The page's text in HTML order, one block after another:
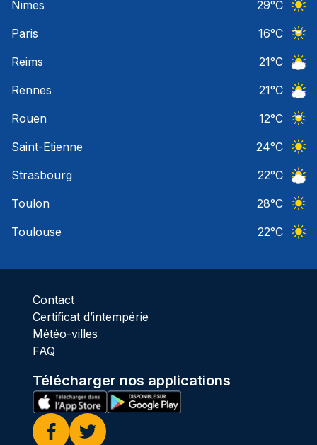
Nimes
29°C
Paris
16°C
Reims
21°C
Rennes
21°C
Rouen
12°C
Saint-Etienne
24°C
Strasbourg
22°C
Toulon
28°C
Toulouse
22°C
Contact
Certificat d’intempérie
Météo-villes
FAQ
Télécharger nos applications